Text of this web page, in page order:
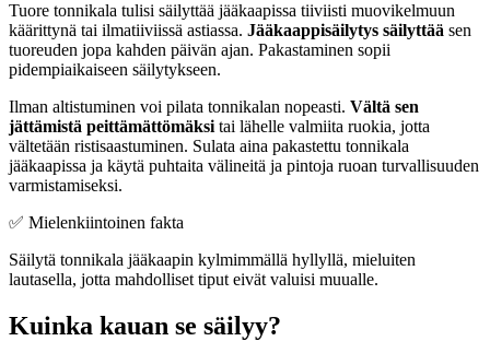
Tuore tonnikala tulisi säilyttää jääkaapissa tiiviisti muovikelmuun
käärittynä tai ilmatiiviissä astiassa. Jääkaappisäilytys säilyttää sen
tuoreuden jopa kahden päivän ajan. Pakastaminen sopii
pidempiaikaiseen säilytykseen.
Ilman altistuminen voi pilata tonnikalan nopeasti. Vältä sen
jättämistä peittämättömäksi tai lähelle valmiita ruokia, jotta
vältetään ristisaastuminen. Sulata aina pakastettu tonnikala
jääkaapissa ja käytä puhtaita välineitä ja pintoja ruoan turvallisuuden
varmistamiseksi.
✅ Mielenkiintoinen fakta
Säilytä tonnikala jääkaapin kylmimmällä hyllyllä, mieluiten
lautasella, jotta mahdolliset tiput eivät valuisi muualle.
Kuinka kauan se säilyy?